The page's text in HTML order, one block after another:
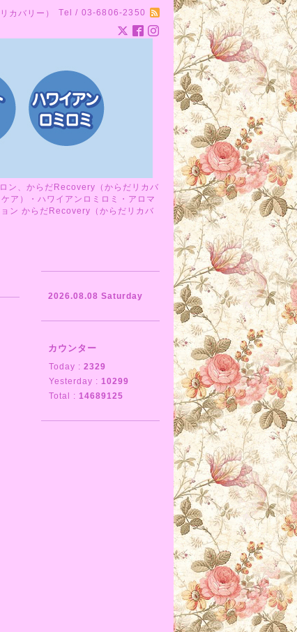
カバリー） Tel / 03-6806-2350
ン、からだRecovery（からだリカバ
ア）・ハワイアンロミロミ・アロマ
ン からだRecovery（からだリカバ
2026.08.08 Saturday
カウンター
Today : 2329
Yesterday : 10299
Total : 14689125